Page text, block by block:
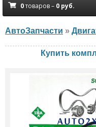
0товаров – 0 руб.
АвтоЗапчасти »
Купить